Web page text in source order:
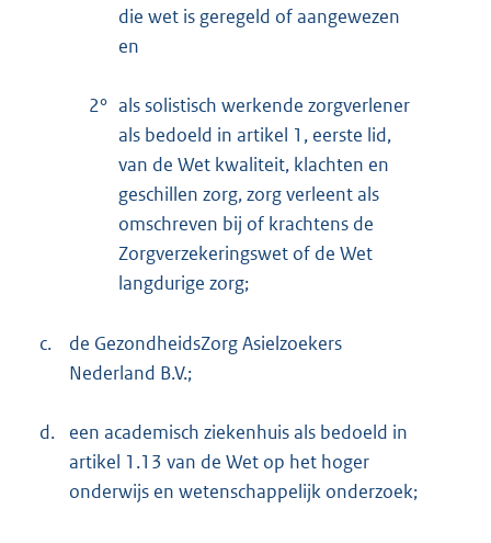
die wet is geregeld of aangewezen
en
2° als solistisch werkende zorgverlener
als bedoeld in artikel 1, eerste lid,
van de Wet kwaliteit, klachten en
geschillen zorg, zorg verleent als
omschreven bij of krachtens de
Zorgverzekeringswet of de Wet
langdurige zorg;
c.
de GezondheidsZorg Asielzoekers
Nederland B.V.;
d.
een academisch ziekenhuis als bedoeld in
artikel 1.13 van de Wet op het hoger
onderwijs en wetenschappelijk onderzoek;